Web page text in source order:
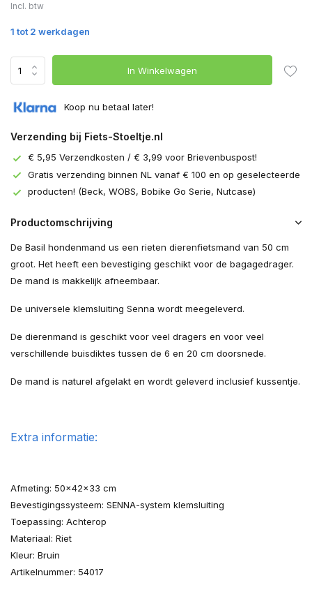
Incl. btw
1 tot 2 werkdagen
In Winkelwagen
Koop nu betaal later!
Verzending bij Fiets-Stoeltje.nl
€ 5,95 Verzendkosten / € 3,99 voor Brievenbuspost!
Gratis verzending binnen NL vanaf € 100 en op geselecteerde
producten! (Beck, WOBS, Bobike Go Serie, Nutcase)
Productomschrijving
De Basil hondenmand us een rieten dierenfietsmand van 50 cm
groot. Het heeft een bevestiging geschikt voor de bagagedrager.
De mand is makkelijk afneembaar.
De universele klemsluiting Senna wordt meegeleverd.
De dierenmand is geschikt voor veel dragers en voor veel
verschillende buisdiktes tussen de 6 en 20 cm doorsnede.
De mand is naturel afgelakt en wordt geleverd inclusief kussentje.
Extra informatie:
Afmeting: 50x42x33 cm
Bevestigingssysteem: SENNA-system klemsluiting
Toepassing: Achterop
Materiaal: Riet
Kleur: Bruin
Artikelnummer: 54017